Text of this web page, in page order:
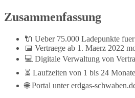
Zusammenfassung
🔌 Ueber 75.000 Ladepunkte
📅 Vertraege ab 1. Maerz 2022
💻 Digitale Verwaltung von
⏳ Laufzeiten von 1 bis 24
🌐 Portal unter erdgas-